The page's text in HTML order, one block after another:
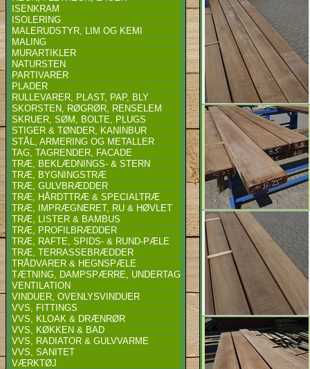
ISENKRAM
ISOLERING
MALERUDSTYR, LIM OG KEMI
MALING
MURARTIKLER
NATURSTEN
PARTIVARER
PLADER
RULLEVARER, PLAST, PAP, BLY
SKORSTEN, RØGRØR, RENSELEM
SKRUER, SØM, BOLTE, PLUGS
STIGER & TØNDER, KANINBUR
STÅL, ARMERING OG METALLER
TAG, TAGRENDER, FACADE
TRÆ, BEKLÆDNINGS- & STERN
TRÆ, BYGNINGSTRÆ
TRÆ, GULVBRÆDDER
TRÆ, HÅRDTTRÆ & SPECIALTRÆ
TRÆ, IMPRÆGNERET, RU & HØVLET
TRÆ, LISTER & BAMBUS
TRÆ, PROFILBRÆDDER
TRÆ, RAFTE, SPIDS- & RUND-PÆLE
TRÆ, TERRASSEBRÆDDER
TRÅDVARER & HEGNSPÆLE
TÆTNING, DAMPSPÆRRE, UNDERTAG
VENTILATION
VINDUER, OVENLYSVINDUER
VVS, FITTINGS
VVS, KLOAK & DRÆNRØR
VVS, KØKKEN & BAD
VVS, RADIATOR & GULVVARME
VVS, SANITET
VÆRKTØJ